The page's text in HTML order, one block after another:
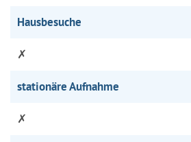
Hausbesuche
✗
stationäre Aufnahme
✗